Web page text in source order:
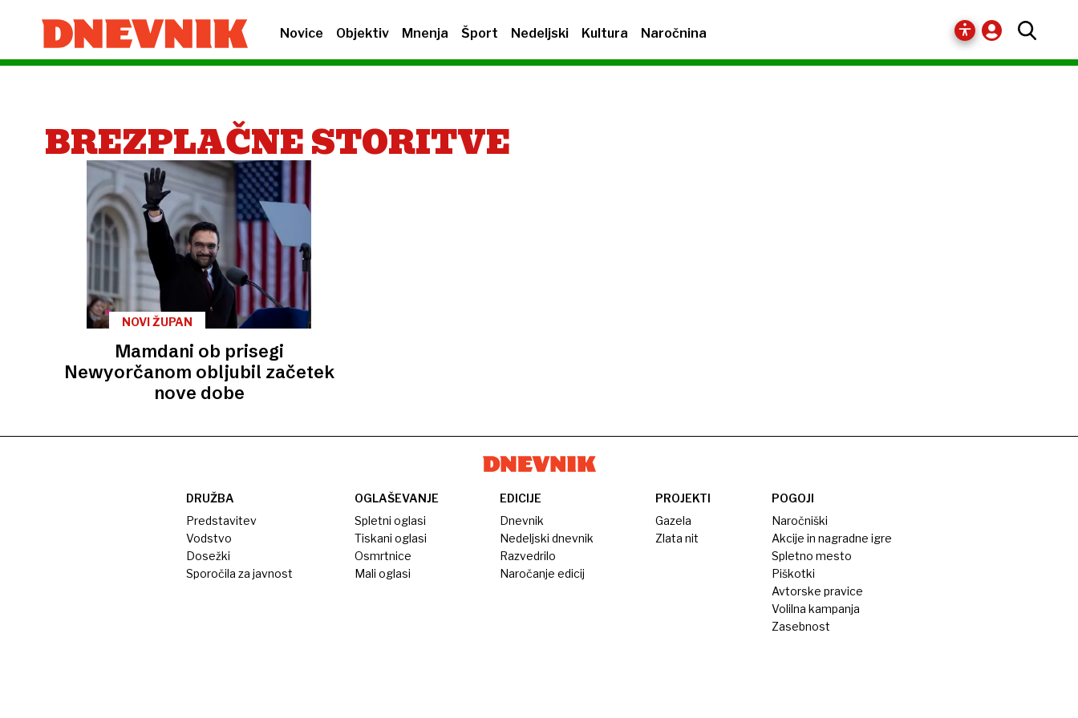
Novice Objektiv Mnenja Šport Nedeljski Kultura Naročnina
BREZPLAČNE STORITVE
NOVI ŽUPAN
Mamdani ob prisegi
Newyorčanom obljubil začetek
nove dobe
DRUŽBA
Predstavitev
Vodstvo
Dosežki
Sporočila za javnost
OGLAŠEVANJE
Spletni oglasi
Tiskani oglasi
Osmrtnice
Mali oglasi
EDICIJE
Dnevnik
Nedeljski dnevnik
Razvedrilo
Naročanje edicij
PROJEKTI
Gazela
Zlata nit
POGOJI
Naročniški
Akcije in nagradne igre
Spletno mesto
Piškotki
Avtorske pravice
Volilna kampanja
Zasebnost